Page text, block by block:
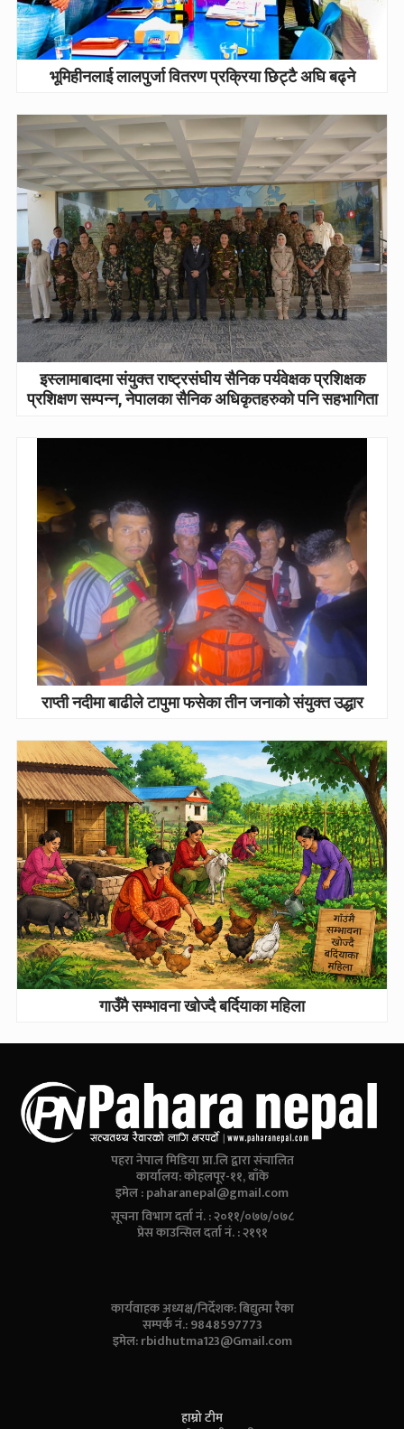
भूमिहीनलाई लालपुर्जा वितरण प्रक्रिया छिट्टै अघि बढ्ने
इस्लामाबादमा संयुक्त राष्ट्रसंघीय सैनिक पर्यवेक्षक प्रशिक्षक
प्रशिक्षण सम्पन्न, नेपालका सैनिक अधिकृतहरुको पनि सहभागिता
राप्ती नदीमा बाढीले टापुमा फसेका तीन जनाको संयुक्त उद्धार
गाउँमै सम्भावना खोज्दै बर्दियाका महिला
पहरा नेपाल मिडिया प्रा.लि द्वारा संचालित
कार्यालय: कोहलपूर-११, बाँके
इमेल :paharanepal@gmail.com
सूचना विभाग दर्ता नं. : २०११/०७७/०७८
प्रेस काउन्सिल दर्ता नं. : २१९१
कार्यवाहक अध्यक्ष/निर्देशक: बिद्युत्मा रैका
सम्पर्क नं.: 9848597773
इमेल:rbidhutma123@Gmail.com
हाम्रो टीम